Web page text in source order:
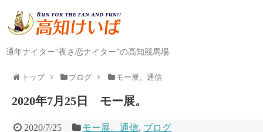
通年ナイター“夜さ恋ナイター”の高知競馬場
トップ ブログ モー展。通信
2020年7月25日 モー展。
2020/7/25 モー展。通信, ブログ